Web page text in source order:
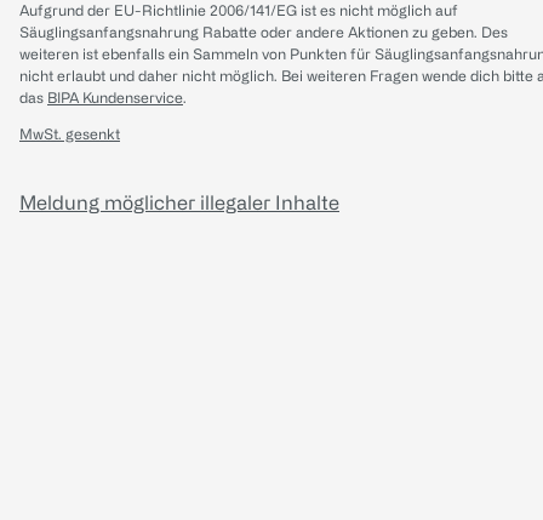
Aufgrund der EU-Richtlinie 2006/141/EG ist es nicht möglich auf
Säuglingsanfangsnahrung Rabatte oder andere Aktionen zu geben. Des
weiteren ist ebenfalls ein Sammeln von Punkten für
nicht erlaubt und daher nicht möglich. Bei weiteren Fragen wende dich bitte
das BIPA Kundenservice.
MwSt. gesenkt
Meldung möglicher illegaler Inhalte